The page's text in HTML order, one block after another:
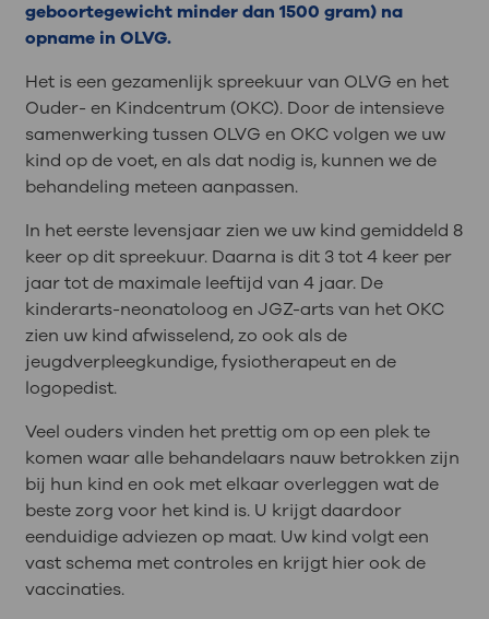
geboortegewicht minder dan 1500 gram) na
opname in OLVG.
Het is een gezamenlijk spreekuur van OLVG en het
Ouder- en Kindcentrum (OKC). Door de intensieve
samenwerking tussen OLVG en OKC volgen we uw
kind op de voet, en als dat nodig is, kunnen we de
behandeling meteen aanpassen.
In het eerste levensjaar zien we uw kind gemiddeld 8
keer op dit spreekuur. Daarna is dit 3 tot 4 keer per
jaar tot de maximale leeftijd van 4 jaar. De
kinderarts-neonatoloog en JGZ-arts van het OKC
zien uw kind afwisselend, zo ook als de
jeugdverpleegkundige, fysiotherapeut en de
logopedist.
Veel ouders vinden het prettig om op een plek te
komen waar alle behandelaars nauw betrokken zijn
bij hun kind en ook met elkaar overleggen wat de
beste zorg voor het kind is. U krijgt daardoor
eenduidige adviezen op maat. Uw kind volgt een
vast schema met controles en krijgt hier ook de
vaccinaties.